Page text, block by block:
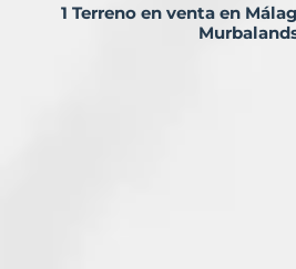
1 Terreno en venta en